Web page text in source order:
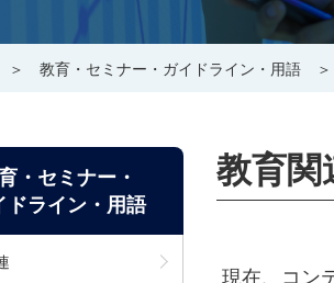
＞ 教育・セミナー・ガイドライン・用語 ＞
・セミナー・
ドライン・用語
教育関
現在、コン